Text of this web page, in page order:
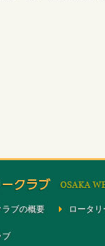
ブの概要 ロータ
ブ